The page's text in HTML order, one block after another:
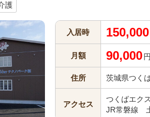
護
入居時 150,000
月額 90,000
住所 茨城県つく
アクセス
つくばエク
JR常磐線